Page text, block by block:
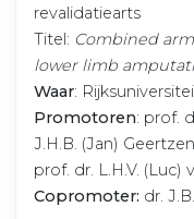
revalidatiearts
Titel: Combined
lower limb
Waar:
Promotoren: prof.
J.H.B. (Jan)
prof. dr. L.H.V. (Luc)
Copromoter: dr.